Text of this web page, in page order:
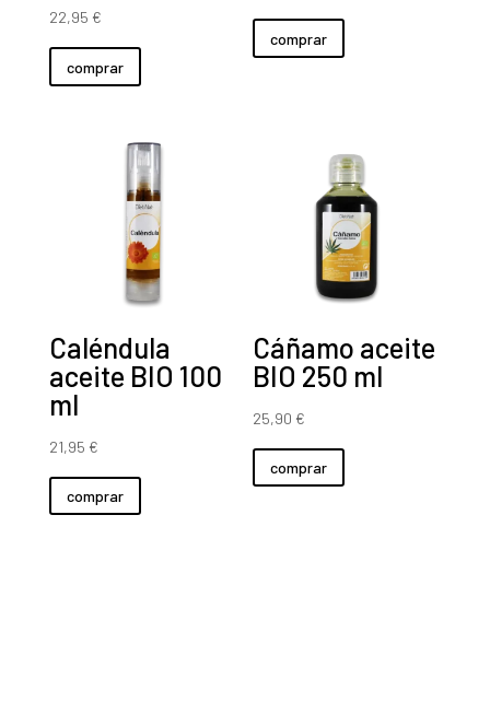
22,95 €
comprar
comprar
Caléndula
aceite BIO 100
ml
21,95 €
comprar
Cáñamo aceite
BIO 250 ml
25,90 €
comprar